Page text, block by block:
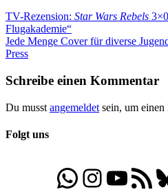
Beitragsnavigation
Vorheriger
Beitrag:
TV-Rezension: Star Wars Rebels
Flugakademie“
Nächster
Beitrag:
Jede Menge Cover für diverse
Press
Schreibe einen Kommentar
Du musst angemeldet sein, um einen
Folgt uns
WhatsApp
Folgt uns auf
Besucht unseren YouTube-Kanal
RSS-